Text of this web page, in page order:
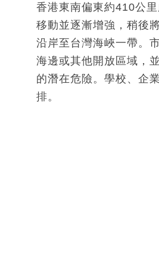
香港東南偏東約410公
移動並逐漸增強，稍後
沿岸至台灣海峽一帶。
海邊或其他開放區域，
的潛在危險。學校、企
排。